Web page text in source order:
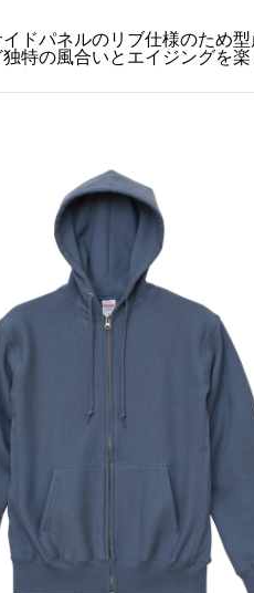
ドパネルのリブ仕様のため型
特の風合いとエイジングを楽